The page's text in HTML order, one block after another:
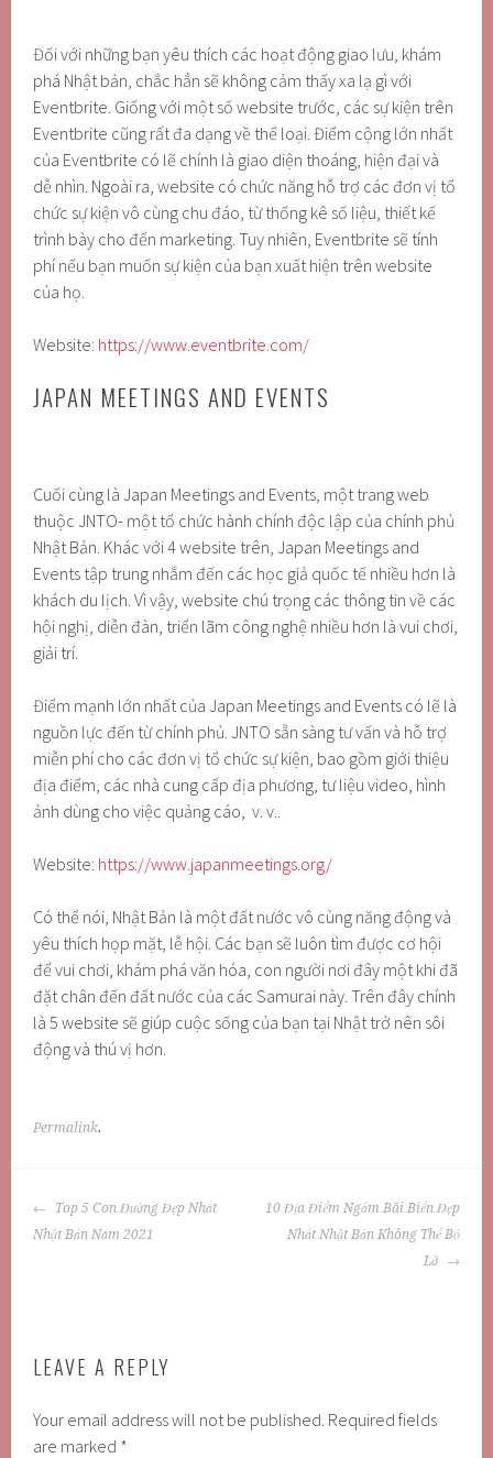
Đối với những bạn yêu thích các hoạt động giao lưu, khám
phá Nhật bản, chắc hẳn sẽ không cảm thấy xa lạ gì với
Eventbrite. Giống với một số website trước, các sự kiện trên
Eventbrite cũng rất đa dạng về thể loại. Điểm cộng lớn nhất
của Eventbrite có lẽ chính là giao diện thoáng, hiện đại và
dễ nhìn. Ngoài ra, website có chức năng hỗ trợ các đơn vị tổ
chức sự kiện vô cùng chu đáo, từ thống kê số liệu, thiết kế
trình bày cho đến marketing. Tuy nhiên, Eventbrite sẽ tính
phí nếu bạn muốn sự kiện của bạn xuất hiện trên website
của họ.
Website: https://www.eventbrite.com/
JAPAN MEETINGS AND EVENTS
Cuối cùng là Japan Meetings and Events, một trang web
thuộc JNTO- một tổ chức hành chính độc lập của chính phủ
Nhật Bản. Khác với 4 website trên, Japan Meetings and
Events tập trung nhắm đến các học giả quốc tế nhiều hơn là
khách du lịch. Vì vậy, website chú trọng các thông tin về các
hội nghị, diễn đàn, triển lãm công nghệ nhiều hơn là vui chơi,
giải trí.
Điểm mạnh lớn nhất của Japan Meetings and Events có lẽ là
nguồn lực đến từ chính phủ. JNTO sẵn sàng tư vấn và hỗ trợ
miễn phí cho các đơn vị tổ chức sự kiện, bao gồm giới thiệu
địa điểm, các nhà cung cấp địa phương, tư liệu video, hình
ảnh dùng cho việc quảng cáo, v. v..
Website: https://www.japanmeetings.org/
Có thể nói, Nhật Bản là một đất nước vô cùng năng động và
yêu thích họp mặt, lễ hội. Các bạn sẽ luôn tìm được cơ hội
để vui chơi, khám phá văn hóa, con người nơi đây một khi đã
đặt chân đến đất nước của các Samurai này. Trên đây chính
là 5 website sẽ giúp cuộc sống của bạn tại Nhật trở nên sôi
động và thú vị hơn.
Permalink.
POST
NAVIGATION
Top 5 Con Đường Đẹp Nhất
Nhật Bản Năm 2021
10 Địa Điểm Ngắm Bãi Biển Đẹp
Nhất Nhật Bản Không Thể Bỏ
Lỡ
LEAVE A REPLY
Your email address will not be published. Required fields
are marked *